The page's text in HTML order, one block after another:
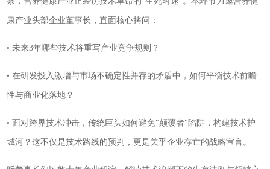
康产业头部企业董事长，直面核心拷问：
• 未来3年哪些技术将重写产业竞争规则？
• 在研发投入激增与市场不确定性并存的矛盾中，如何平衡技术前瞻
性与商业化落地？
• 面对跨界技术冲击，传统巨头如何避免"颠覆者"陷阱，构建技术护
城河？这不仅是技术路线的预判，更是关乎企业存亡的战略宣言。